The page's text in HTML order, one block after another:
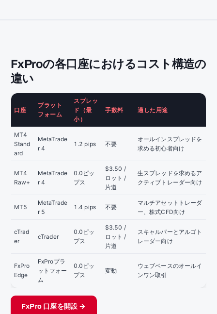
FxProの各口座におけるコスト構造の
違い
口座
プラット
フォーム
スプレッ
ド（最
小）
手数料 適した用途
MT4
Stand
ard
MetaTrade
r 4
1.2 pips 不要
オールインスプレッドを
求める初心者向け
MT4
Raw+
MetaTrade
r 4
0.0ピッ
プス
$3.50 /
ロット /
片道
生スプレッドを求めるア
クティブトレーダー向け
MT5
MetaTrade
r 5
1.4 pips 不要
マルチアセットトレーダ
ー、株式CFD向け
cTrad
er
cTrader
0.0ピッ
プス
$3.50 /
ロット /
片道
スキャルパーとアルゴト
レーダー向け
FxPro
Edge
FxProプラ
ットフォー
ム
0.0ピッ
プス
変動
ウェブベースのオールイ
ンワン取引
FxPro 口座を開設 →